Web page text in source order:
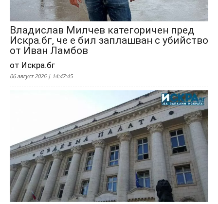
Владислав Милчев категоричен пред
Искра.бг, че е бил заплашван с убийство
от Иван Ламбов
от Искра.бг
06 август 2026 | 14:47:45